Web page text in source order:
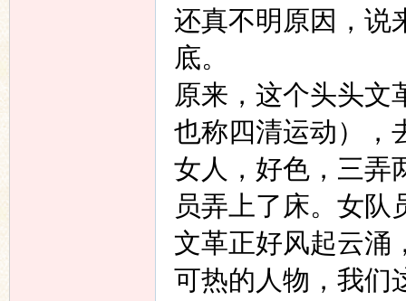
还真不明原因，说
底。
原来，这个头头文
也称四清运动），
女人，好色，三弄
员弄上了床。女队
文革正好风起云涌
可热的人物，我们